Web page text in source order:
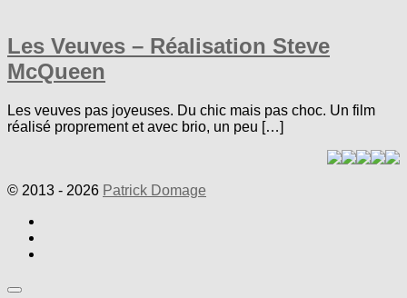
Les Veuves – Réalisation Steve
McQueen
Les veuves pas joyeuses. Du chic mais pas choc. Un film
réalisé proprement et avec brio, un peu […]
© 2013 - 2026 Patrick Domage